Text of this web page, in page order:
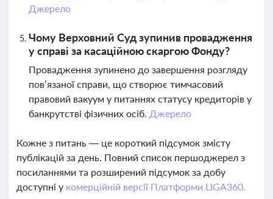
Джерело
Чому Верховний Суд зупинив провадження
у справі за касаційною скаргою Фонду?
Провадження зупинено до завершення розгляду
пов’язаної справи, що створює тимчасовий
правовий вакуум у питаннях статусу кредиторів у
банкрутстві фізичних осіб. Джерело
Кожне з питань — це короткий підсумок змісту
публікацій за день. Повний список першоджерел з
посиланнями та розширений підсумок за добу
доступні у комерційній версії Платформи LIGA360.